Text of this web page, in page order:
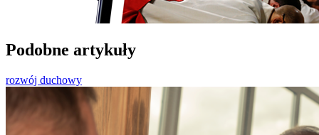
Podobne artykuły
rozwój duchowy